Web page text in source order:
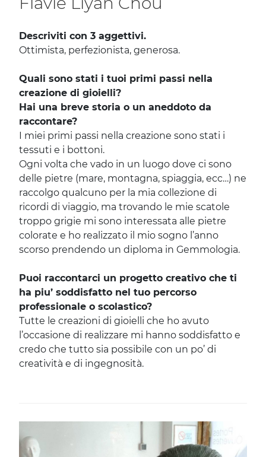
Descriviti con 3 aggettivi.
Ottimista, perfezionista, generosa.
Quali sono stati i tuoi primi passi nella
creazione di gioielli?
Hai una breve storia o un aneddoto da
raccontare?
I miei primi passi nella creazione sono stati i
tessuti e i bottoni.
Ogni volta che vado in un luogo dove ci sono
delle pietre (mare, montagna, spiaggia, ecc…) ne
raccolgo qualcuno per la mia collezione di
ricordi di viaggio, ma trovando le mie scatole
troppo grigie mi sono interessata alle pietre
colorate e ho realizzato il mio sogno l’anno
scorso prendendo un diploma in Gemmologia.
Puoi raccontarci un progetto creativo che ti
ha piu’ soddisfatto nel tuo percorso
professionale o scolastico?
Tutte le creazioni di gioielli che ho avuto
l’occasione di realizzare mi hanno soddisfatto e
credo che tutto sia possibile con un po’ di
creatività e di ingegnosità.